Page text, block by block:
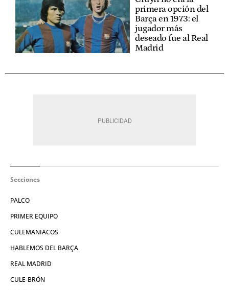
primera opción del
Barça en 1973: el
jugador más
deseado fue al Real
Madrid
Secciones
PALCO
PRIMER EQUIPO
CULEMANIACOS
HABLEMOS DEL BARÇA
REAL MADRID
CULE-BRÓN